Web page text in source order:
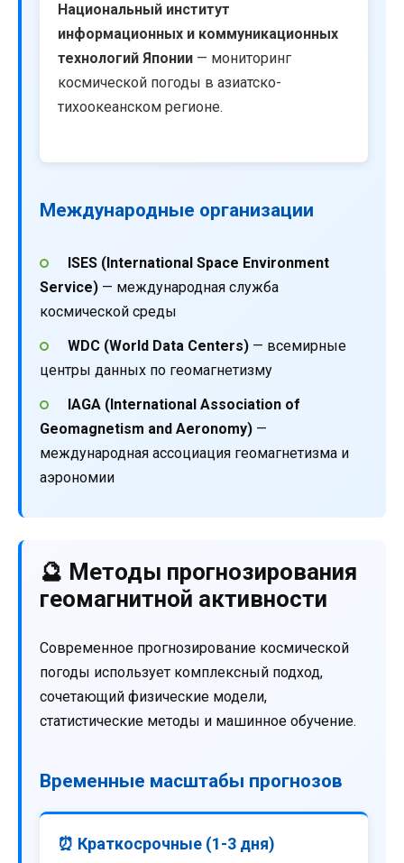
Национальный институт
информационных и коммуникационных
технологий Японии — мониторинг
космической погоды в азиатско-
тихоокеанском регионе.
Международные организации
ISES (International Space Environment
Service) — международная служба
космической среды
WDC (World Data Centers)— всемирные
центры данных по геомагнетизму
IAGA (International Association of
Geomagnetism and Aeronomy) —
международная ассоциация геомагнетизма и
аэрономии
🔮 Методы прогнозирования
геомагнитной активности
Современное прогнозирование космической
погоды использует комплексный подход,
сочетающий физические модели,
статистические методы и машинное обучение.
Временные масштабы прогнозов
⏰ Краткосрочные (1-3 дня)